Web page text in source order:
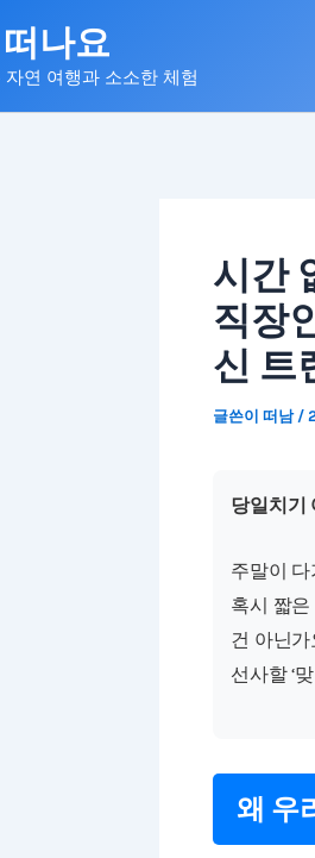
나요
연 여행과 소소한 체험
시간
직장
신 트
글쓴이 떠남 /
당일치기
주말이 다
혹시 짧
건 아닌
선사할 ‘
왜 우